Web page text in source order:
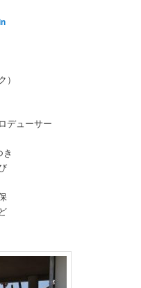
ューサー